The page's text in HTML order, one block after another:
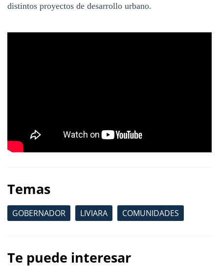
distintos proyectos de desarrollo urbano.
Temas
GOBERNADOR LIVIARA COMUNIDADES
Te puede interesar